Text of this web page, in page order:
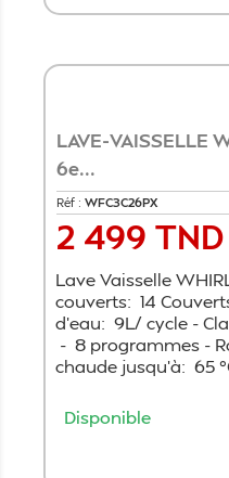
LAVE-VAISSELLE
6e...
Réf : WFC3C26PX
Prix
2 499 TND
Lave Vaisselle
couverts: 14
d'eau: 9L/ cycle -
- 8 programmes -
chaude jusqu'à: 65
Disponible